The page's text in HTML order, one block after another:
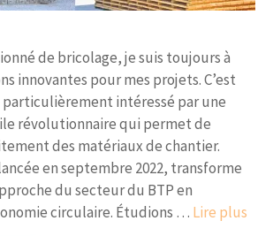
de bricolage, je suis toujours à
innovantes pour mes projets. C’est
particulièrement intéressé par une
révolutionnaire qui permet de
des matériaux de chantier.
en septembre 2022, transforme
du secteur du BTP en
circulaire. Étudions … Lire plus